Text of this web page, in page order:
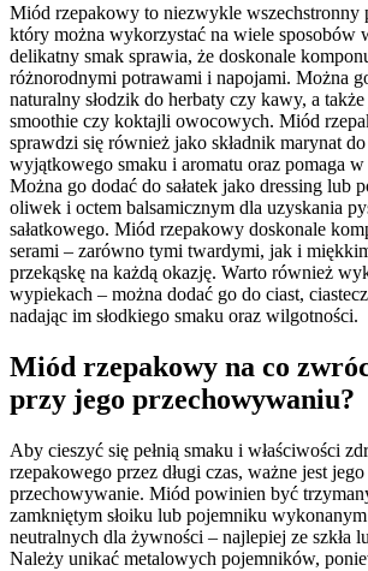
Miód rzepakowy to niezwykle wszechstronny
który można wykorzystać na wiele sposobów
delikatny smak sprawia, że doskonale
różnorodnymi potrawami i napojami. Można
naturalny słodzik do herbaty czy kawy, a
smoothie czy koktajli owocowych. Miód
sprawdzi się również jako składnik marynat
wyjątkowego smaku i aromatu oraz pomaga
Można go dodać do sałatek jako dressing lub
oliwek i octem balsamicznym dla uzyskania
sałatkowego. Miód rzepakowy doskonale
serami – zarówno tymi twardymi, jak i
przekąskę na każdą okazję. Warto również
wypiekach – można dodać go do ciast,
nadając im słodkiego smaku oraz wilgotności.
Miód rzepakowy na co
przy jego przechowywaniu?
Aby cieszyć się pełnią smaku i właściwości
rzepakowego przez długi czas, ważne jest
przechowywanie. Miód powinien być
zamkniętym słoiku lub pojemniku wykonanym
neutralnych dla żywności – najlepiej ze szkła
Należy unikać metalowych pojemników,